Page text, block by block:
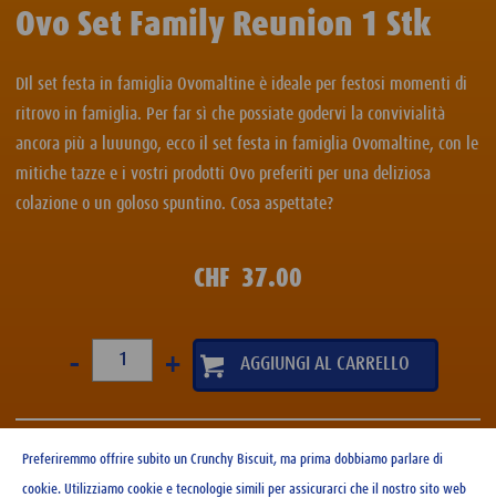
Ovo Set Family Reunion 1 Stk
DIl set festa in famiglia Ovomaltine è ideale per festosi momenti di
ritrovo in famiglia. Per far sì che possiate godervi la convivialità
ancora più a luuungo, ecco il set festa in famiglia Ovomaltine, con le
mitiche tazze e i vostri prodotti Ovo preferiti per una deliziosa
colazione o un goloso spuntino. Cosa aspettate?
CHF 37.00
- +
ADDITIONAL PRODUCT INFORMATION
Preferiremmo offrire subito un Crunchy Biscuit, ma prima dobbiamo parlare di
cookie. Utilizziamo cookie e tecnologie simili per assicurarci che il nostro sito web